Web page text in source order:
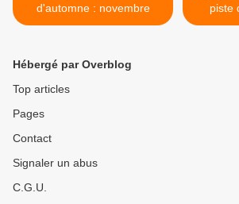
d'automne : novembre
Hébergé par Overblog
Top articles
Pages
Contact
Signaler un abus
C.G.U.